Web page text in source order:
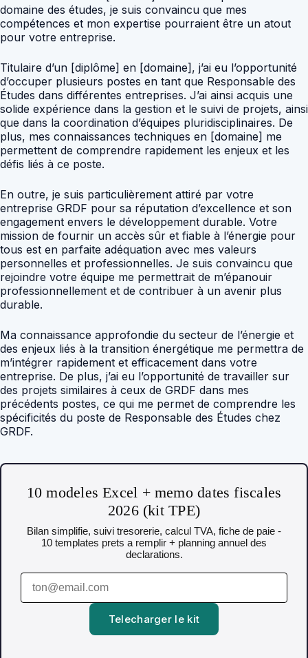
domaine des études, je suis convaincu que mes
compétences et mon expertise pourraient être un atout
pour votre entreprise.
Titulaire d’un [diplôme] en [domaine], j’ai eu l’opportunité
d’occuper plusieurs postes en tant que Responsable des
Études dans différentes entreprises. J’ai ainsi acquis une
solide expérience dans la gestion et le suivi de projets, ainsi
que dans la coordination d’équipes pluridisciplinaires. De
plus, mes connaissances techniques en [domaine] me
permettent de comprendre rapidement les enjeux et les
défis liés à ce poste.
En outre, je suis particulièrement attiré par votre
entreprise GRDF pour sa réputation d’excellence et son
engagement envers le développement durable. Votre
mission de fournir un accès sûr et fiable à l’énergie pour
tous est en parfaite adéquation avec mes valeurs
personnelles et professionnelles. Je suis convaincu que
rejoindre votre équipe me permettrait de m’épanouir
professionnellement et de contribuer à un avenir plus
durable.
Ma connaissance approfondie du secteur de l’énergie et
des enjeux liés à la transition énergétique me permettra de
m’intégrer rapidement et efficacement dans votre
entreprise. De plus, j’ai eu l’opportunité de travailler sur
des projets similaires à ceux de GRDF dans mes
précédents postes, ce qui me permet de comprendre les
spécificités du poste de Responsable des Études chez
GRDF.
10 modeles Excel + memo dates fiscales
2026 (kit TPE)
Bilan simplifie, suivi tresorerie, calcul TVA, fiche de paie -
10 templates prets a remplir + planning annuel des
declarations.
Telecharger le kit